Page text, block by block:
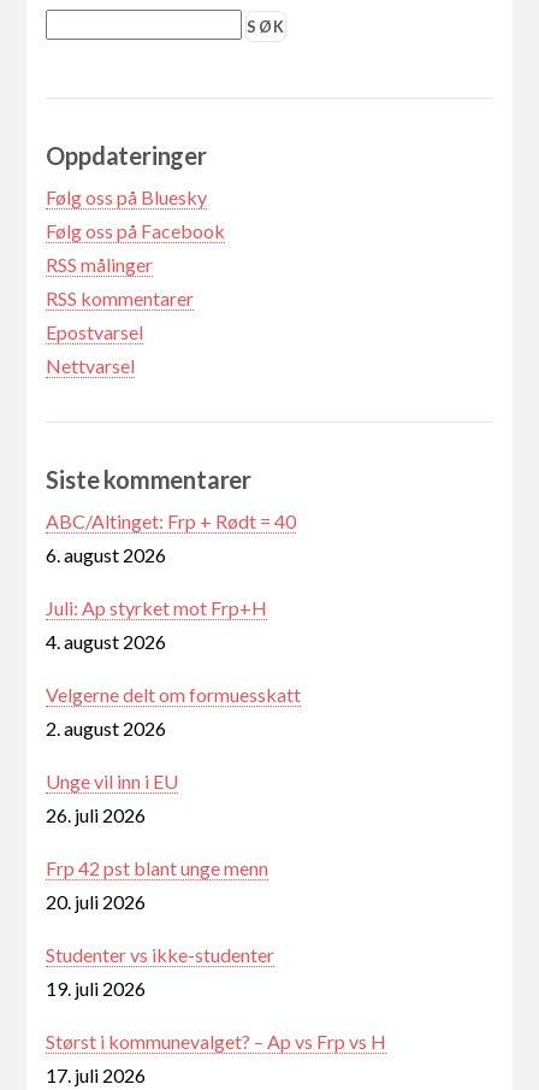
Oppdateringer
Følg oss på Bluesky
Følg oss på Facebook
RSS målinger
RSS kommentarer
Epostvarsel
Nettvarsel
Siste kommentarer
ABC/Altinget: Frp + Rødt = 40
6. august 2026
Juli: Ap styrket mot Frp+H
4. august 2026
Velgerne delt om formuesskatt
2. august 2026
Unge vil inn i EU
26. juli 2026
Frp 42 pst blant unge menn
20. juli 2026
Studenter vs ikke-studenter
19. juli 2026
Størst i kommunevalget? – Ap vs Frp vs H
17. juli 2026